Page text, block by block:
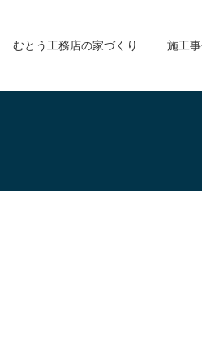
むとう工務店の家づくり 施工